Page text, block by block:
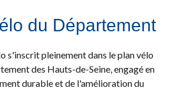
du Département
s'inscrit pleinement dans le plan vélo
des Hauts-de-Seine, engagé en
durable et de l'amélioration du